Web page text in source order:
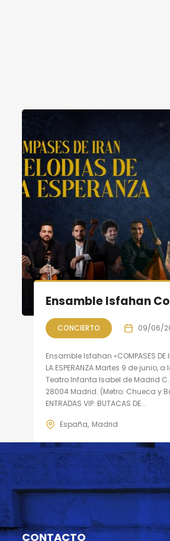
CONCIERTO 09/06/
Ensamble Isfahan «COMPASES DE
LA ESPERANZA Martes 9 de junio,
Teatro Infanta Isabel de Madrid
28004 Madrid. (Metro: Chueca y
ENTRADAS VIP: BUTACAS DE...
España Madrid
CONTACTO